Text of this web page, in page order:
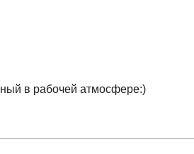
в рабочей атмосфере:)